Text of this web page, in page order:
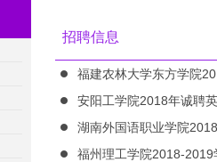
招聘信息
福建农林大学东方学院
安阳工学院2018年诚聘
湖南外国语职业学院
福州理工学院2018-